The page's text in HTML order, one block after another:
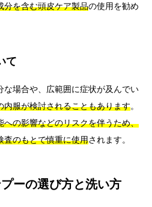
分を含む頭皮ケア製品の使用を勧め
て
な場合や、広範囲に症状が及んでい
内服が検討されることもあります。
への影響などのリスクを伴うため、
査のもとで慎重に使用されます。
ーの選び方と洗い方